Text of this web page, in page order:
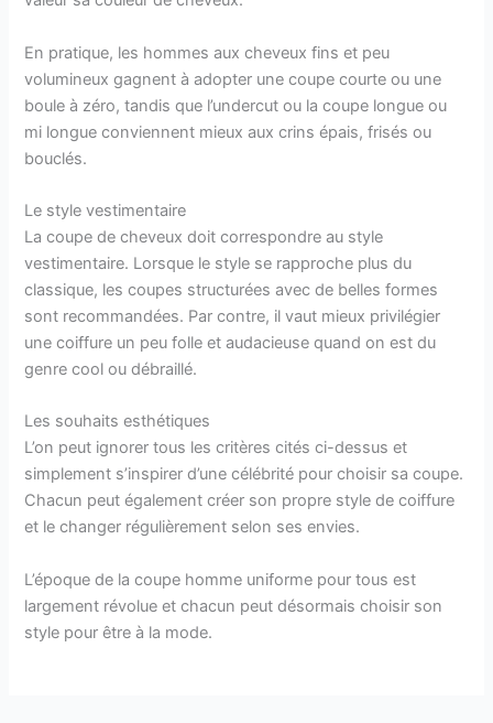
En pratique, les hommes aux cheveux fins et peu
volumineux gagnent à adopter une coupe courte ou une
boule à zéro, tandis que l’undercut ou la coupe longue ou
mi longue conviennent mieux aux crins épais, frisés ou
bouclés.
Le style vestimentaire
La coupe de cheveux doit correspondre au style
vestimentaire. Lorsque le style se rapproche plus du
classique, les coupes structurées avec de belles formes
sont recommandées. Par contre, il vaut mieux privilégier
une coiffure un peu folle et audacieuse quand on est du
genre cool ou débraillé.
Les souhaits esthétiques
L’on peut ignorer tous les critères cités ci-dessus et
simplement s’inspirer d’une célébrité pour choisir sa coupe.
Chacun peut également créer son propre style de coiffure
et le changer régulièrement selon ses envies.
L’époque de la coupe homme uniforme pour tous est
largement révolue et chacun peut désormais choisir son
style pour être à la mode.